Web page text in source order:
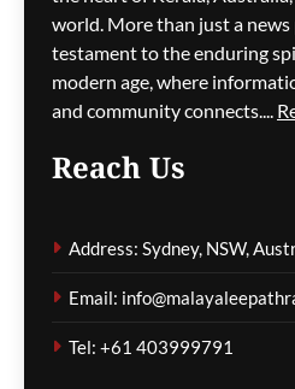
ഗീത ദാസ്‌
world. More than just a news
testament to the enduring
modern age, where
and community connects....
Reach Us
Address: Sydney, NSW,
Email:
Tel: +61 403999791